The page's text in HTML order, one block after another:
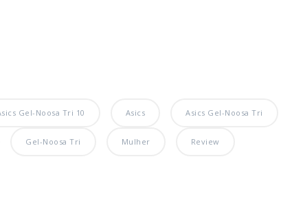
Gel-Noosa Tri 10 Asics Asics Gel-Noosa Tri
Gel-Noosa Tri Mulher Review